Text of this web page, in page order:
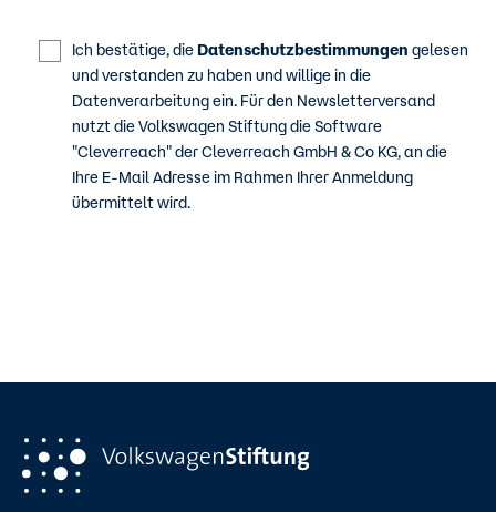
Ich bestätige, die Datenschutzbestimmungen gelesen
und verstanden zu haben und willige in die
Datenverarbeitung ein. Für den Newsletterversand
nutzt die Volkswagen Stiftung die Software
"Cleverreach" der Cleverreach GmbH & Co KG, an die
Ihre E-Mail Adresse im Rahmen Ihrer Anmeldung
übermittelt wird.